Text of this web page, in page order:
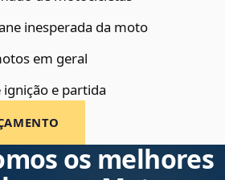
inesperada da moto
em geral
e partida
os melhores